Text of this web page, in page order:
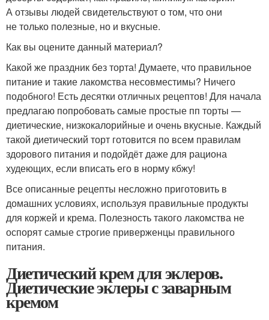
А отзывы людей свидетельствуют о том, что они
не только полезные, но и вкусные.
Как вы оцените данный материал?
Какой же праздник без торта! Думаете, что правильное
питание и такие лакомства несовместимы? Ничего
подобного! Есть десятки отличных рецептов! Для начала
предлагаю попробовать самые простые пп торты —
диетические, низкокалорийные и очень вкусные. Каждый
такой диетический торт готовится по всем правилам
здорового питания и подойдёт даже для рациона
худеющих, если вписать его в норму кбжу!
Все описанные рецепты несложно приготовить в
домашних условиях, используя правильные продукты
для коржей и крема. Полезность такого лакомства не
оспорят самые строгие приверженцы правильного
питания.
Диетический крем для эклеров.
Диетические эклеры с заварным
кремом